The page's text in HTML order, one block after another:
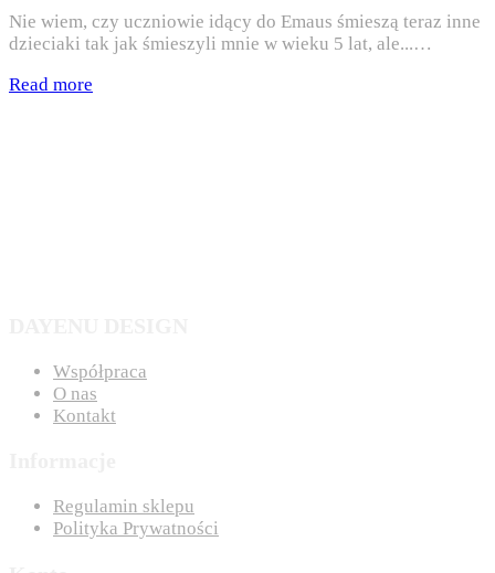
Nie wiem, czy uczniowie idący do Emaus śmieszą teraz inne
dzieciaki tak jak śmieszyli mnie w wieku 5 lat, ale...…
Read more
Współpraca
O nas
Kontakt
Regulamin sklepu
Polityka Prywatności